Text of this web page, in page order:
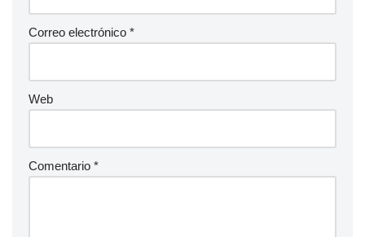
Correo electrónico *
Web
Comentario *